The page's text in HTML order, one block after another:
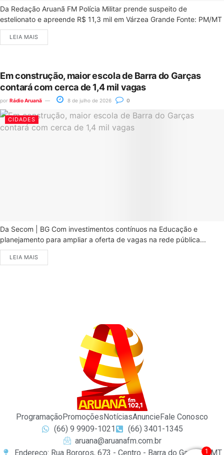
Da Redação Aruanã FM Polícia Militar prende suspeito de
estelionato e apreende R$ 11,3 mil em Várzea Grande Fonte: PM/MT
LEIA MAIS
Em construção, maior escola de Barra do Garças
contará com cerca de 1,4 mil vagas
por Rádio Aruanã 8 de julho de 2026 0
CIDADES
Da Secom | BG Com investimentos contínuos na Educação e
planejamento para ampliar a oferta de vagas na rede pública...
LEIA MAIS
ProgramaçãoPromoçõesNotíciasAnuncieFale Conosco
(66) 9 9909-1021
(66) 3401-1345
aruana@aruanafm.com.br
Endereço: Rua Bororos, 673 - Centro - Barra do Garças / MT
1